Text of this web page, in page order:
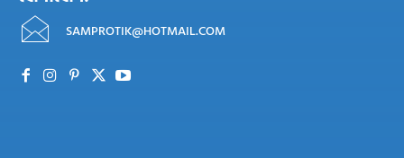
SAMPROTIK@HOTMAIL.COM